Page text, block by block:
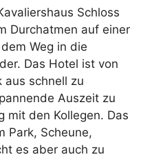
Schloss
Durchatmen auf einer
Weg in die
Das Hotel ist von
aus schnell zu
Auszeit zu
mit den Kollegen. Das
Park, Scheune,
es aber auch zu